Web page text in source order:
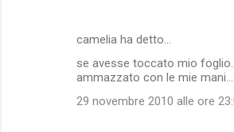
camelia ha detto…
se avesse toccato mio
ammazzato con le mie mani...
29 novembre 2010 alle ore